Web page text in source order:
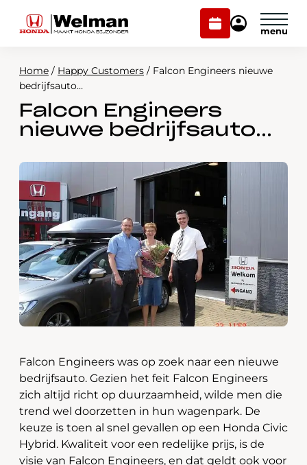
Plan
onderhoud
Mijn
Modellen
Voorraad
Over ons
Webshop
Contact
Plan onderhoud
Home / Happy Customers / Falcon Engineers nieuwe
bedrijfsauto…
Falcon Engineers
nieuwe bedrijfsauto…
Falcon Engineers was op zoek naar een nieuwe
bedrijfsauto. Gezien het feit Falcon Engineers
zich altijd richt op duurzaamheid, wilde men die
trend wel doorzetten in hun wagenpark. De
keuze is toen al snel gevallen op een Honda Civic
Hybrid. Kwaliteit voor een redelijke prijs, is de
visie van Falcon Engineers, en dat geldt ook voor